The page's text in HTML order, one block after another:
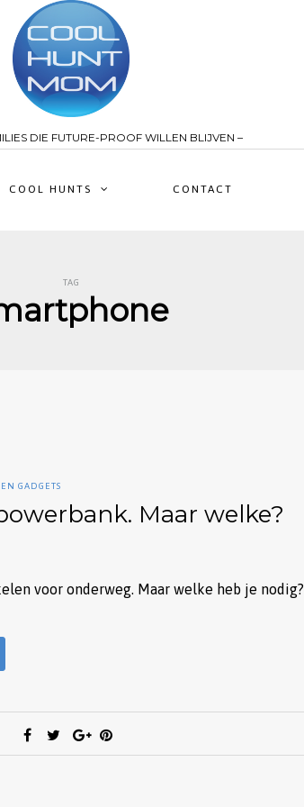
DIE FUTURE-PROOF WILLEN BLIJVEN –
COOL HUNTS CONTACT
TAG
GADGETS
Maar welke?
voor onderweg. Maar welke heb je nodig?